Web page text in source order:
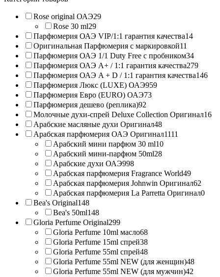
Rose original ОАЭ29
Rose 30 ml29
Парфюмерия ОАЭ VIP/1:1 гарантия качества14
Оригинальная Парфюмерия с маркировкой11
Парфюмерия ОАЭ 1/1 Duty Free с пробником34
Парфюмерия ОАЭ A+ / 1:1 гарантия качества279
Парфюмерия ОАЭ A + D / 1:1 гарантия качества146
Парфюмерия Люкс (LUXE) ОАЭ959
Парфюмерия Евро (EURO) ОАЭ73
Парфюмерия дешево (реплика)92
Молочные духи-спрей Deluxe Collection Оригинал16
Арабские масляные духи Оригинал48
Арабская парфюмерия ОАЭ Оригинал1111
Арабский мини парфюм 30 ml10
Арабский мини-парфюм 50ml28
Арабские духи ОАЭ998
Арабская парфюмерия Fragrance World49
Арабская парфюмерия Johnwin Оригинал62
Арабская парфюмерия La Parretta Оригинал0
Bea's Original148
Bea's 50ml148
Gloria Perfume Original299
Gloria Perfume 10ml масло68
Gloria Perfume 15ml спрей38
Gloria Perfume 55ml спрей48
Gloria Perfume 55ml NEW (для женщин)48
Gloria Perfume 55ml NEW (для мужчин)42